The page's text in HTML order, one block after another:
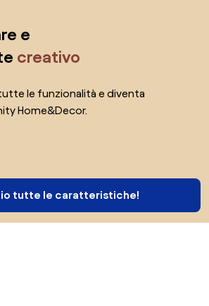
e
creativo
le funzionalità e diventa
Home&Decor.
tutte le caratteristiche!